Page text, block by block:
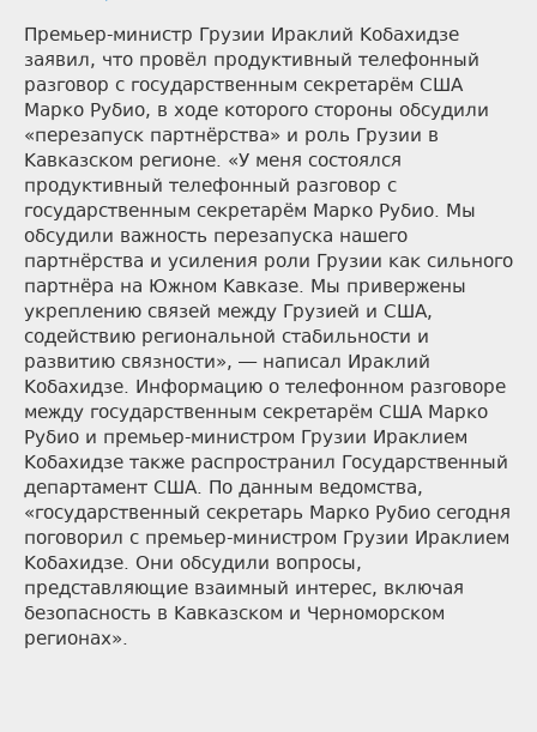
Премьер-министр Грузии Ираклий Кобахидзе
заявил, что провёл продуктивный телефонный
разговор с государственным секретарём США
Марко Рубио, в ходе которого стороны обсудили
«перезапуск партнёрства» и роль Грузии в
Кавказском регионе. «У меня состоялся
продуктивный телефонный разговор с
государственным секретарём Марко Рубио. Мы
обсудили важность перезапуска нашего
партнёрства и усиления роли Грузии как сильного
партнёра на Южном Кавказе. Мы привержены
укреплению связей между Грузией и США,
содействию региональной стабильности и
развитию связности», — написал Ираклий
Кобахидзе. Информацию о телефонном разговоре
между государственным секретарём США Марко
Рубио и премьер-министром Грузии Ираклием
Кобахидзе также распространил Государственный
департамент США. По данным ведомства,
«государственный секретарь Марко Рубио сегодня
поговорил с премьер-министром Грузии Ираклием
Кобахидзе. Они обсудили вопросы,
представляющие взаимный интерес, включая
безопасность в Кавказском и Черноморском
регионах».